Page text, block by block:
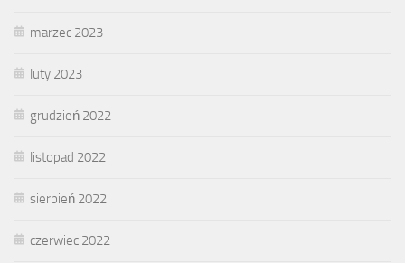
marzec 2023
luty 2023
grudzień 2022
listopad 2022
sierpień 2022
czerwiec 2022